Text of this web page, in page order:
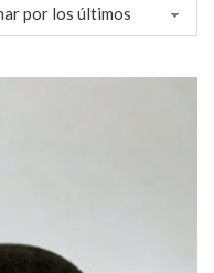
por los últimos